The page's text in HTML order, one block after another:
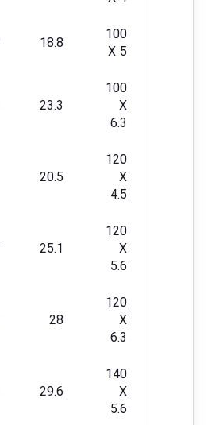
100
X 5
18.8
100
X
6.3
23.3
120
X
4.5
20.5
120
X
5.6
25.1
120
X
6.3
28
140
X
5.6
29.6